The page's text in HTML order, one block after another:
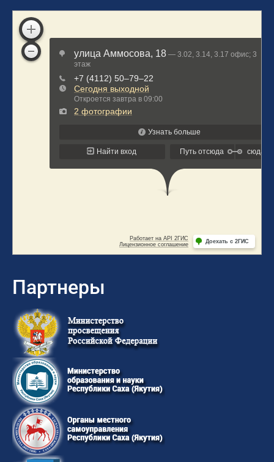
Партнеры